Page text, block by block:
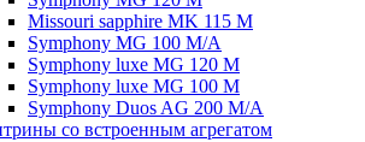
Missouri sapphire MK 115 M
Symphony MG 100 M/А
Symphony luxe MG 120 M
Symphony luxe MG 100 M
Symphony Duos AG 200 M/A
со встроенным агрегатом